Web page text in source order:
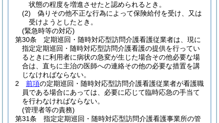
状態の程度を増進させたと認められるとき。
(2)
偽りその他不正な行為によって保険給付を受け、又は
受けようとしたとき。
(緊急時等の対応)
第30条
定期巡回・随時対応型訪問介護看護従業者は、現に
指定定期巡回・随時対応型訪問介護看護の提供を行ってい
るときに利用者に病状の急変が生じた場合その他必要な場
合は、直ちに主治の医師への連絡その他の必要な措置を講
じなければならない。
2
前項の定期巡回・随時対応型訪問介護看護従業者が看護職
員である場合にあっては、必要に応じて臨時応急の手当て
を行わなければならない。
(管理者等の責務)
第31条
指定定期巡回・随時対応型訪問介護看護事業所の管